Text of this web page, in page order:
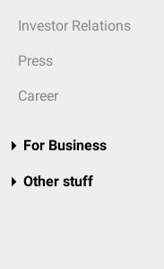
Investor Relations
Press
Career
For Business
Other stuff